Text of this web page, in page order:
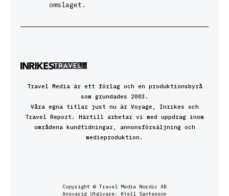
omslaget.
Travel Media är ett förlag och en produktionsbyrå
som grundades 2003.
Våra egna titlar just nu är Voyage, Inrikes och
Travel Report. Härtill arbetar vi med uppdrag inom
områdena kundtidningar, annonsförsäljning och
medieproduktion.
Copyright © Travel Media Nordic AB
Ansvarig Utgivare: Kjell Santesson